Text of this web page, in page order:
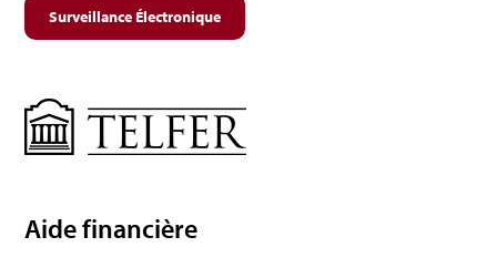
Surveillance Électronique
Aide financière